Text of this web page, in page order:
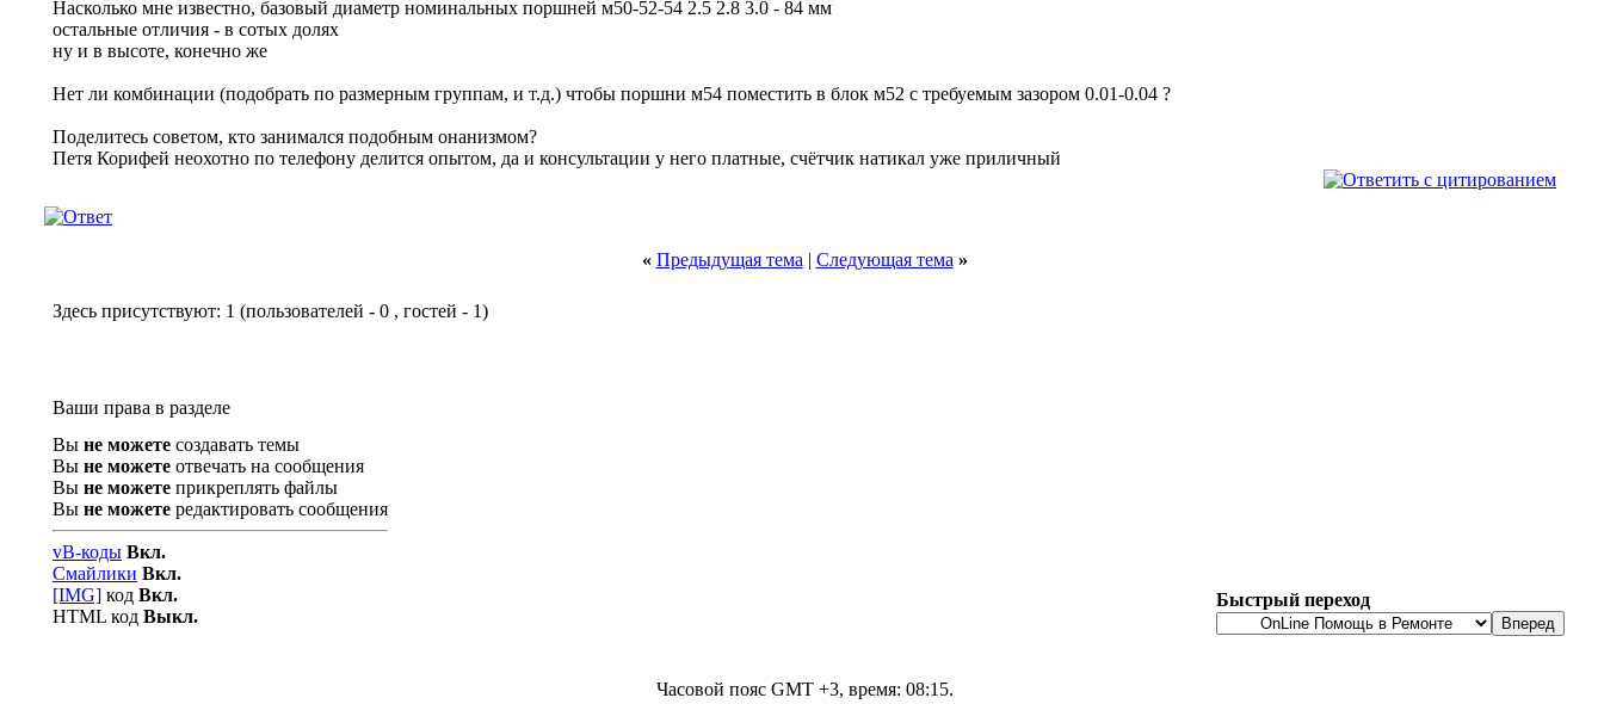
Насколько мне известно, базовый диаметр номинальных поршней м50-52-54 2.5 2.8 3.0 - 84 мм
остальные отличия - в сотых долях
ну и в высоте, конечно же
Нет ли комбинации (подобрать по размерным группам, и т.д.) чтобы поршни м54 поместить в блок м52 с требуемым зазором 0.01-0.04 ?
Поделитесь советом, кто занимался подобным онанизмом?
Петя Корифей неохотно по телефону делится опытом, да и консультации у него платные, счётчик натикал уже приличный
« Предыдущая тема | Следующая тема »
Здесь присутствуют: 1 (пользователей - 0 , гостей - 1)
Ваши права в разделе
Вы не можете создавать темы
Вы не можете отвечать на сообщения
Вы не можете прикреплять файлы
Вы не можете редактировать сообщения
vB-коды Вкл.
Смайлики Вкл.
[IMG] код Вкл.
HTML код Выкл.
Быстрый переход
Часовой пояс GMT +3, время: 08:15.